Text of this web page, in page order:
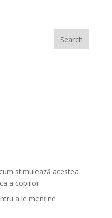
stimulează acestea
a copiilor
a le menține